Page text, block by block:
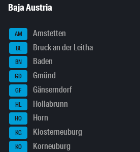
Baja Austria
AM Amstetten
BL Bruck an der Leitha
BN Baden
GD Gmünd
GF Gänserndorf
HL Hollabrunn
HO Horn
KG Klosterneuburg
KO Korneuburg